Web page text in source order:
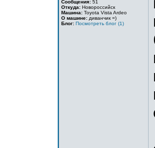
Сообщения: 51
Откуда: Новороссийск
Машина: Toyota Vista Ardeo
О машине: диванчик =)
Блог: Посмотреть блог (1)